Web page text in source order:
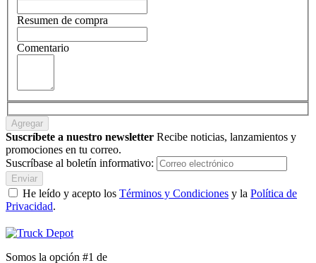
Resumen de compra
Comentario
Agregar
Suscríbete a nuestro newsletter Recibe noticias, lanzamientos y
promociones en tu correo.
Suscríbase al boletín informativo:
Enviar
He leído y acepto los Términos y Condiciones y la Política de
Privacidad.
Somos la opción #1 de